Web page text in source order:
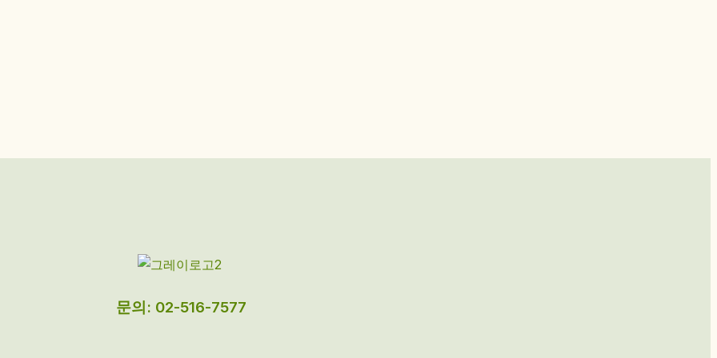
문의: 02-516-7577